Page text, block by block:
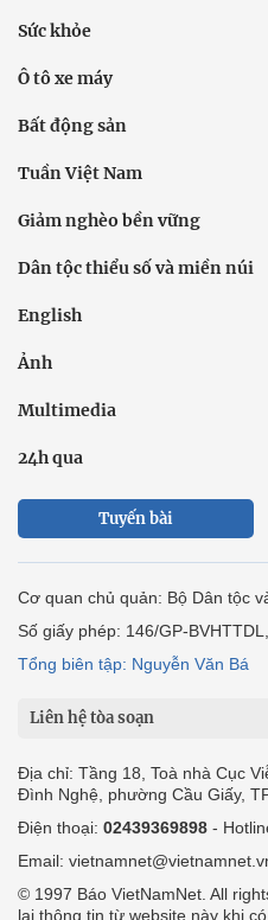
Sức khỏe
Ô tô xe máy
Bất động sản
Tuần Việt Nam
Giảm nghèo bền vững
Dân tộc thiểu số và miền núi
English
Ảnh
Multimedia
24h qua
Tuyến bài
Cơ quan chủ quản: Bộ Dân tộc
Số giấy phép: 146/GP-
Tổng biên tập: Nguyễn Văn Bá
Liên hệ tòa soạn
Địa chỉ: Tầng 18, Toà nhà Cục
Đình Nghệ, phường Cầu Giấy,
Điện thoại: 02439369898 -
Email:
© 1997 Báo VietNamNet. All
lại thông tin từ website này khi